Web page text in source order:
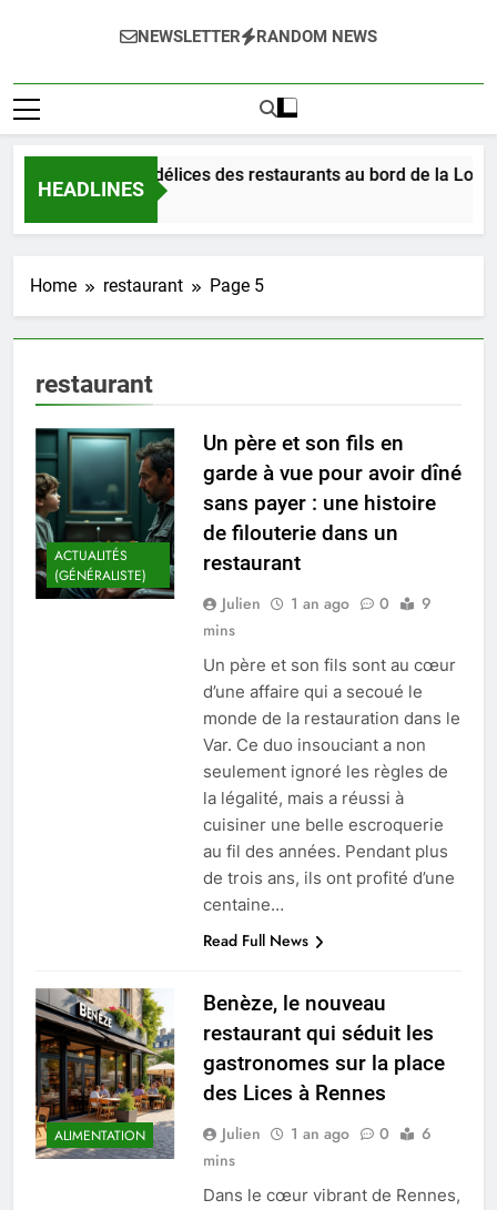
NEWSLETTER RANDOM NEWS
HEADLINES
Dégustez les délices des restaurants au bord de la Loire
22 Heures Ago
Home restaurant Page 5
restaurant
ACTUALITÉS
(GÉNÉRALISTE)
Un père et son fils en
garde à vue pour avoir dîné
sans payer : une histoire
de filouterie dans un
restaurant
Julien 1 an ago 0
9
mins
Un père et son fils sont au cœur
d’une affaire qui a secoué le
monde de la restauration dans le
Var. Ce duo insouciant a non
seulement ignoré les règles de
la légalité, mais a réussi à
cuisiner une belle escroquerie
au fil des années. Pendant plus
de trois ans, ils ont profité d’une
centaine…
Read Full News
ALIMENTATION
Benèze, le nouveau
restaurant qui séduit les
gastronomes sur la place
des Lices à Rennes
Julien 1 an ago 0
6
mins
Dans le cœur vibrant de Rennes,